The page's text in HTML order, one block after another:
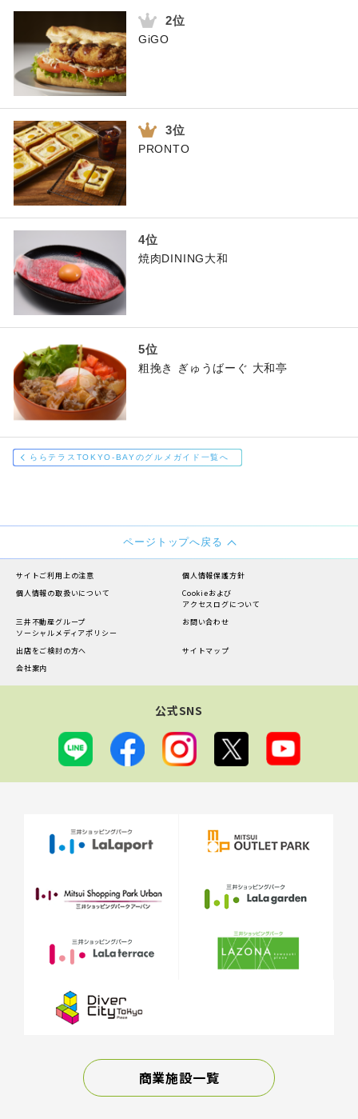
GiGO
PRONTO
焼肉DINING大和
粗挽き ぎゅうばーぐ 大和亭
ららテラスTOKYO-BAYのグルメガイド一覧へ
ページトップへ戻る
サイトご利用上の注意
個人情報保護方針
個人情報の取扱いについて
Cookieおよび
アクセスログについて
三井不動産グループ
ソーシャルメディアポリシー
お問い合わせ
出店をご検討の方へ
サイトマップ
会社案内
公式SNS
商業施設一覧